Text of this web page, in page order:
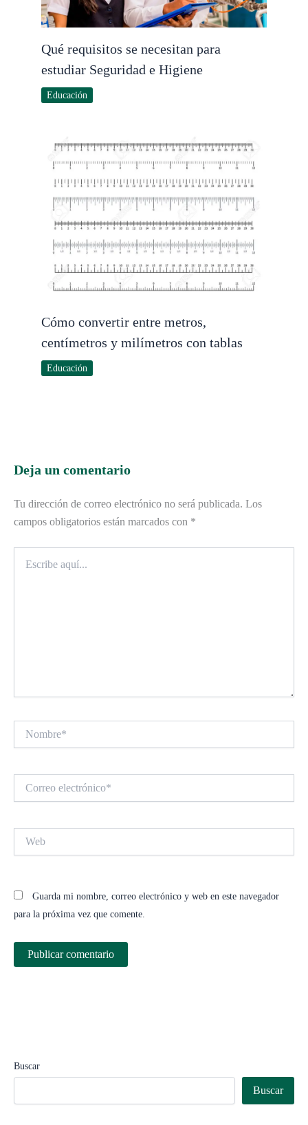
Qué requisitos se necesitan para
estudiar Seguridad e Higiene
Educación
Cómo convertir entre metros,
centímetros y milímetros con tablas
Educación
Deja un comentario
Tu dirección de correo electrónico no será publicada. Los
campos obligatorios están marcados con *
aquí...
electrónico*
Guarda mi nombre, correo electrónico y web en este navegador
para la próxima vez que comente.
Buscar
Buscar